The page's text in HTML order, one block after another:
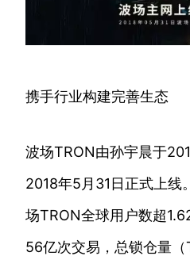
携手行业构建完善生态
波场TRON由孙宇晨于
2018年5月31日正式上线
场TRON全球用户数超
56亿次交易，总锁仓量（